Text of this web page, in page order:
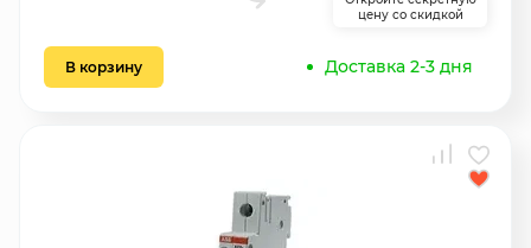
цену со скидкой
В корзину Доставка 2-3 дня